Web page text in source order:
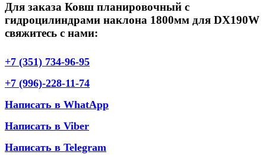
Для заказа Ковш планировочный с
гидроцилиндрами наклона 1800мм для DX190W
свяжитесь с нами:
+7 (351) 734-96-95
+7 (996)-228-11-74
Написать в WhatApp
Написать в Viber
Написать в Telegram